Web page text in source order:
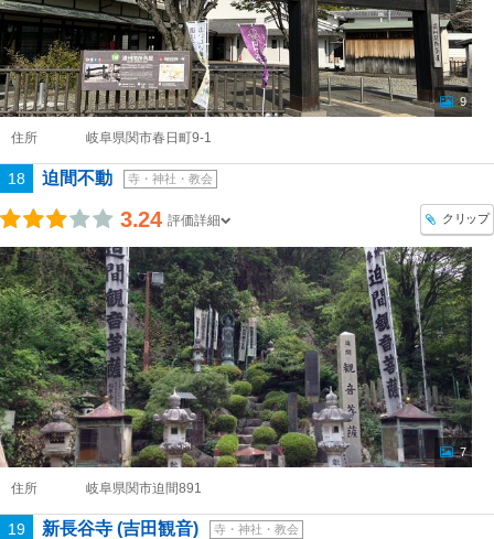
9
住所 岐阜県関市春日町9-1
18 迫間不動 寺・神社・教会
3.24 評価詳細 クリップ
7
住所 岐阜県関市迫間891
19 新長谷寺 (吉田観音) 寺・神社・教会